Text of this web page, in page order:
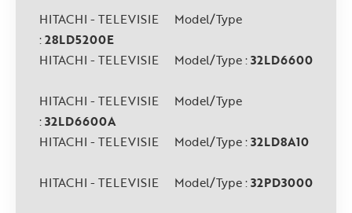
HITACHI - TELEVISIE Model/Type
:28LD5200E
HITACHI - TELEVISIE Model/Type :32LD6600
HITACHI - TELEVISIE Model/Type
:32LD6600A
HITACHI - TELEVISIE Model/Type :32LD8A10
HITACHI - TELEVISIE Model/Type :32PD3000